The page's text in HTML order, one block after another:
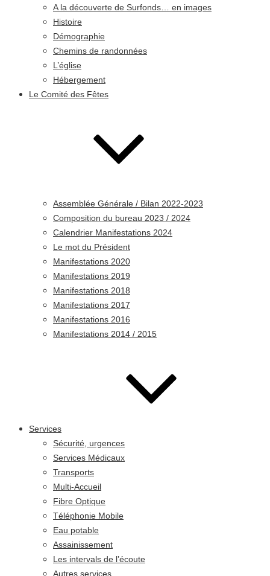
A la découverte de Surfonds… en images
Histoire
Démographie
Chemins de randonnées
L’église
Hébergement
Le Comité des Fêtes
Assemblée Générale / Bilan 2022-2023
Composition du bureau 2023 / 2024
Calendrier Manifestations 2024
Le mot du Président
Manifestations 2020
Manifestations 2019
Manifestations 2018
Manifestations 2017
Manifestations 2016
Manifestations 2014 / 2015
Services
Sécurité, urgences
Services Médicaux
Transports
Multi-Accueil
Fibre Optique
Téléphonie Mobile
Eau potable
Assainissement
Les intervals de l’écoute
Autres services